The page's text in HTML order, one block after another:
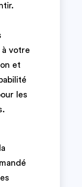
votre
et
les